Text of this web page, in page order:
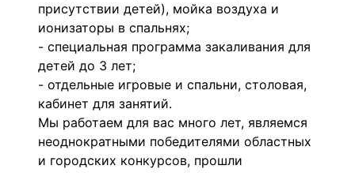
присутствии детей), мойка воздуха и
ионизаторы в спальнях;
- специальная программа закаливания для
детей до 3 лет;
- отдельные игровые и спальни, столовая,
кабинет для занятий.
Мы работаем для вас много лет, являемся
неоднократными победителями областных
и городских конкурсов, прошли